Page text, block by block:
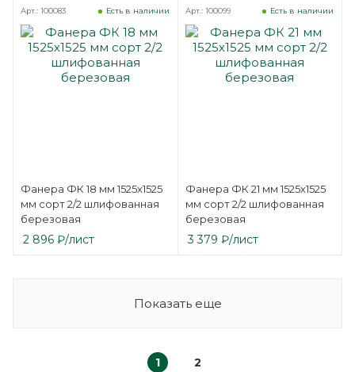
Фанера ФК 18 мм 1525х1525
мм сорт 2/2 шлифованная
березовая
Есть в наличии
Арт.: 100083
2 896 ₽/лист
Фанера ФК 21 мм 1525х1525
мм сорт 2/2 шлифованная
березовая
Есть в наличии
Арт.: 100099
3 379 ₽/лист
Показать еще
1 2